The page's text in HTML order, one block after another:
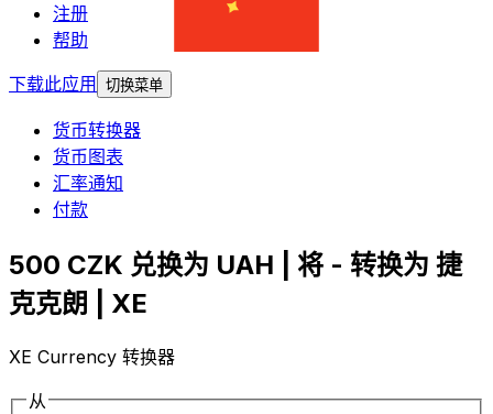
注册
帮助
下载此应用
切换菜单
货币转换器
货币图表
汇率通知
付款
500 CZK 兑换为 UAH | 将 - 转换为 捷
克克朗 | XE
XE Currency 转换器
从